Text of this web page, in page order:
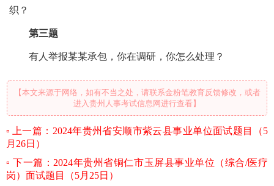
织？
第三题
有人举报某某承包，你在调研，你怎么处理？
【本文来源于网络，如有不当之处，请联系金粉笔教育反馈修改，或者
进入贵州人事考试信息网进行查看】
上一篇：2024年贵州省安顺市紫云县事业单位面试题目（5
月26日）
下一篇：2024年贵州省铜仁市玉屏县事业单位（综合/医疗
岗）面试题目（5月25日）